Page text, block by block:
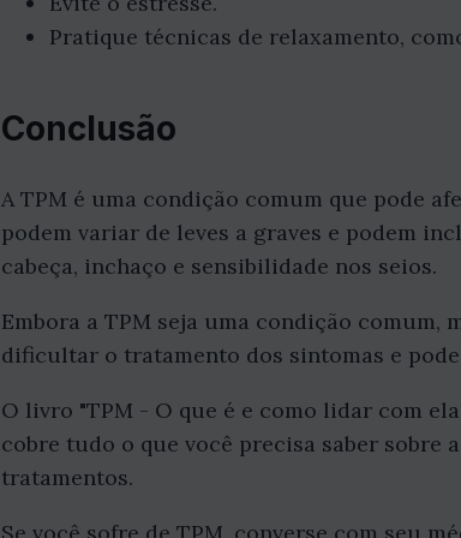
Pratique técnicas de relaxamento,
Conclusão
A TPM é uma condição comum que pode
podem variar de leves a graves e podem
cabeça, inchaço e sensibilidade nos seios.
Embora a TPM seja uma condição comum,
dificultar o tratamento dos sintomas e
O livro "TPM - O que é e como lidar com
cobre tudo o que você precisa saber sobre
tratamentos.